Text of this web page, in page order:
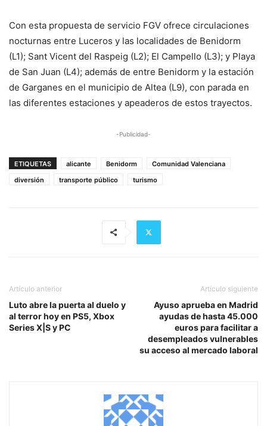
Con esta propuesta de servicio FGV ofrece circulaciones
nocturnas entre Luceros y las localidades de Benidorm
(L1); Sant Vicent del Raspeig (L2); El Campello (L3); y Playa
de San Juan (L4); además de entre Benidorm y la estación
de Garganes en el municipio de Altea (L9), con parada en
las diferentes estaciones y apeaderos de estos trayectos.
-Publicidad-
ETIQUETAS alicante Benidorm
Comunidad Valenciana
diversión
transporte público turismo
Artículo anterior
Luto abre la puerta al duelo y
al terror hoy en PS5, Xbox
Series X|S y PC
Artículo siguiente
Ayuso aprueba en Madrid
ayudas de hasta 45.000
euros para facilitar a
desempleados vulnerables
su acceso al mercado laboral